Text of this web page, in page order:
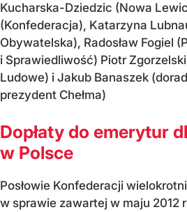
Kucharska-Dziedzic (Nowa
(Konfederacja), Katarzyna
Obywatelska), Radosław Fogiel
i Sprawiedliwość) Piotr
Ludowe) i Jakub Banaszek
prezydent Chełma)
Dopłaty do emerytur
w Polsce
Posłowie Konfederacji
w sprawie zawartej w maju 2012